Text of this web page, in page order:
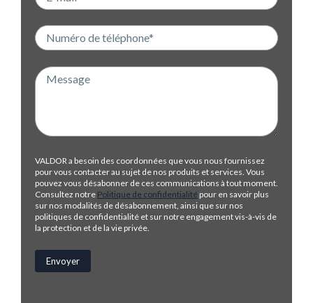
VALDOR a besoin des coordonnées que vous nous fournissez
pour vous contacter au sujet de nos produits et services. Vous
pouvez vous désabonner de ces communications à tout moment.
Consultez notre Politique de confidentialité pour en savoir plus
sur nos modalités de désabonnement, ainsi que sur nos
politiques de confidentialité et sur notre engagement vis-à-vis de
la protection et de la vie privée.